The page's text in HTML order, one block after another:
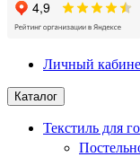
Личный
Каталог
Текстиль для